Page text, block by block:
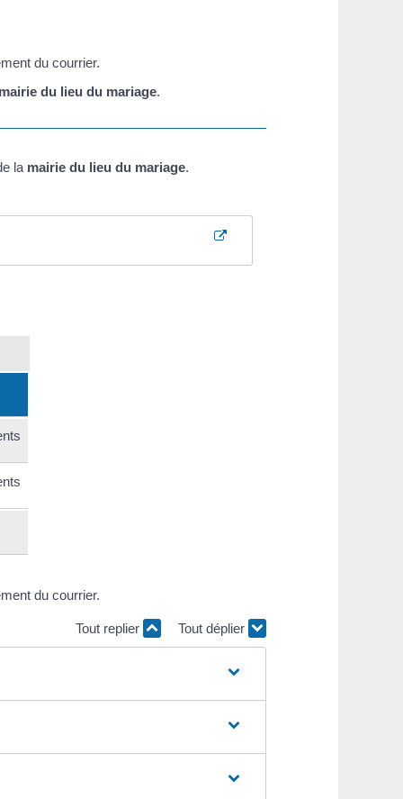
du courrier.
du lieu du mariage.
la mairie du lieu du mariage.
du courrier.
Tout replier Tout déplier